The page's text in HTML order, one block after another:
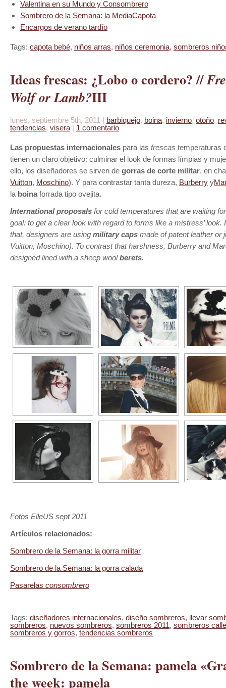
Valentina en su Mundo y Consombrero
Sombrero de la Semana: la MediaCapota
Encargos de verano tardío
Tags: capota bebé, niños arras, niños ceremonia, sombreros
Ideas frescas: ¿Lobo o cordero? //
Wolf or Lamb?III
lunes, septiembre 5th, 2011 | barbiquejo, boina, invierno, otoño,
tendencias, visera | 1 comentario
Las propuestas internacionales para las frescas temperaturas
tienen un claro objetivo: culminar el look de formas límpias y
ello, los diseñadores se sirven de gorras de corte militar, en
Vuitton, Moschino). Y para contrastar tanta dureza, Burberry y
la boina forrada tipo ovejita.
International proposals for cold temperatures that are waiting
goal: to get a clear look with regard to forms like a mistress’ look.
that, designers are using military caps made of patent leather or
Vuitton, Moschino). To contrast that harshness, Burberry and
designed lined with a sheep woolberets.
Fotos ElleUS sept 2011
Artículos relacionados:
Sombrero de la Semana: la gorra militar
Sombrero de la Semana: la gorra calada
Pasarelas consombrero
Tags: diseñadores internacionales, diseño sombreros, llevar
sombreros, nuevos sombreros, sombreros 2011, sombreros calle
sombreros y gorros, tendencias sombreros
Sombrero de la Semana: pamela
the week: pamela